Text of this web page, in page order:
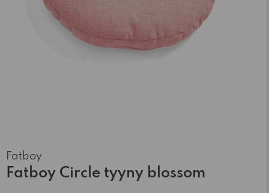
Fatboy
Fatboy Circle tyyny blossom